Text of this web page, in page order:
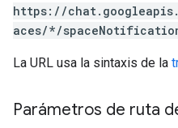
https://
aces/*/
La URL usa la sintaxis de la
Parámetros de ruta